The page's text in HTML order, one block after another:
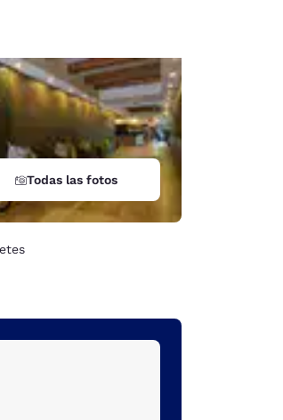
Todas las fotos